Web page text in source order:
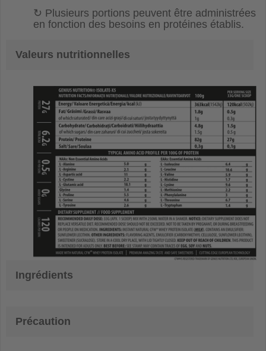
↻ Plusieurs portions peuvent être administrées
en fonction des besoins en protéines établis.
Valeurs nutritionnelles
Ingrédients
Précaution